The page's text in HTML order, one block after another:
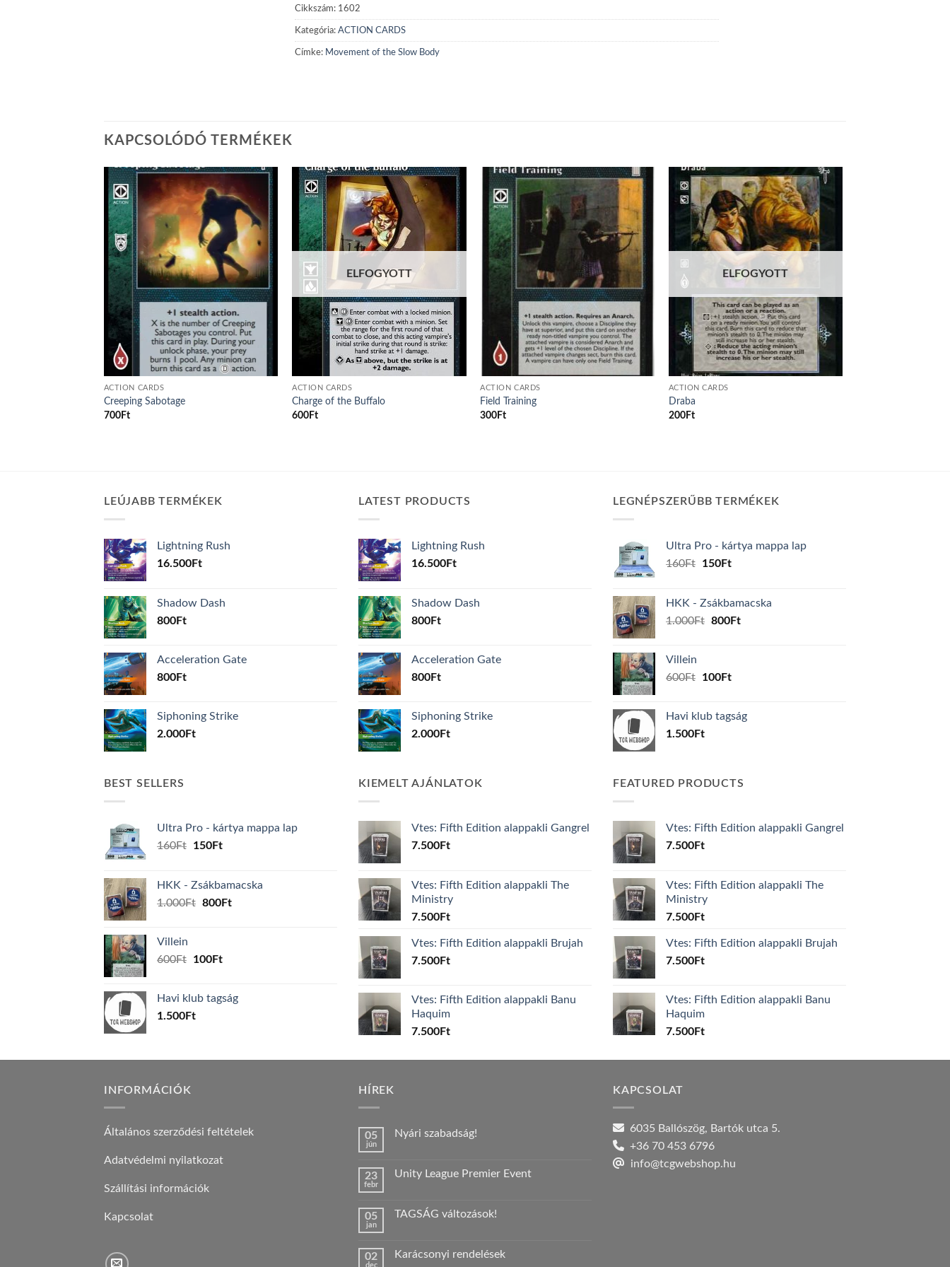
Cikkszám: 1602
Kategória: ACTION CARDS
Címke: Movement of the Slow Body
KAPCSOLÓDÓ TERMÉKEK
Add to
wishlist
ACTION CARDS
Creeping Sabotage
700Ft
Add to
ELFOGYOTT
ACTION CARDS
Charge of the Buffalo
600 Ft
Add to
ACTION CARDS
Field Training
300 Ft
Add to
wishlist
ELFOGYOTT
ACTION CARDS
Draba
200Ft
LEÚJABB TERMÉKEK
Lightning Rush
16.500Ft
Shadow Dash
800Ft
Acceleration Gate
800Ft
Siphoning Strike
2.000Ft
LATEST PRODUCTS
Lightning Rush
16.500Ft
Shadow Dash
800Ft
Acceleration Gate
800Ft
Siphoning Strike
2.000Ft
LEGNÉPSZERŰBB TERMÉKEK
Ultra Pro - kártya mappa lap
160Ft
Original
160Ft.
150FtCurrent
150Ft.
HKK - Zsákbamacska
1.000Ft Original
800FtCurrent
Villein
600Ft
Original
600Ft.
100FtCurrent
100Ft.
Havi klub tagság
1.500Ft
BEST SELLERS
Ultra Pro - kártya mappa lap
160Ft
Original
160Ft.
150FtCurrent
150Ft.
HKK - Zsákbamacska
1.000Ft Original
800FtCurrent
Villein
600Ft
Original
600Ft.
100FtCurrent
100Ft.
Havi klub tagság
1.500Ft
KIEMELT AJÁNLATOK
Vtes: Fifth Edition alappakli Gangrel
7.500Ft
Vtes: Fifth Edition alappakli The
Ministry
7.500Ft
Vtes: Fifth Edition alappakli Brujah
7.500Ft
Vtes: Fifth Edition alappakli Banu
Haquim
7.500Ft
FEATURED PRODUCTS
Vtes: Fifth Edition alappakli Gangrel
7.500Ft
Vtes: Fifth Edition alappakli The
Ministry
7.500Ft
Vtes: Fifth Edition alappakli Brujah
7.500Ft
Vtes: Fifth Edition alappakli Banu
Haquim
7.500Ft
INFORMÁCIÓK
Általános szerződési feltételek
Adatvédelmi nyilatkozat
Szállítási információk
Kapcsolat
HÍREK
05
jún
Nyári szabadság!
Nyári
23
febr
Unity League Premier Event
Unity
bejegyzéshez
05
jan
TAGSÁG változások!
TAGSÁG
02
dec
Karácsonyi rendelések
KAPCSOLAT
6035 Ballószög, Bartók utca 5.
+36 70 453 6796
info@tcgwebshop.hu